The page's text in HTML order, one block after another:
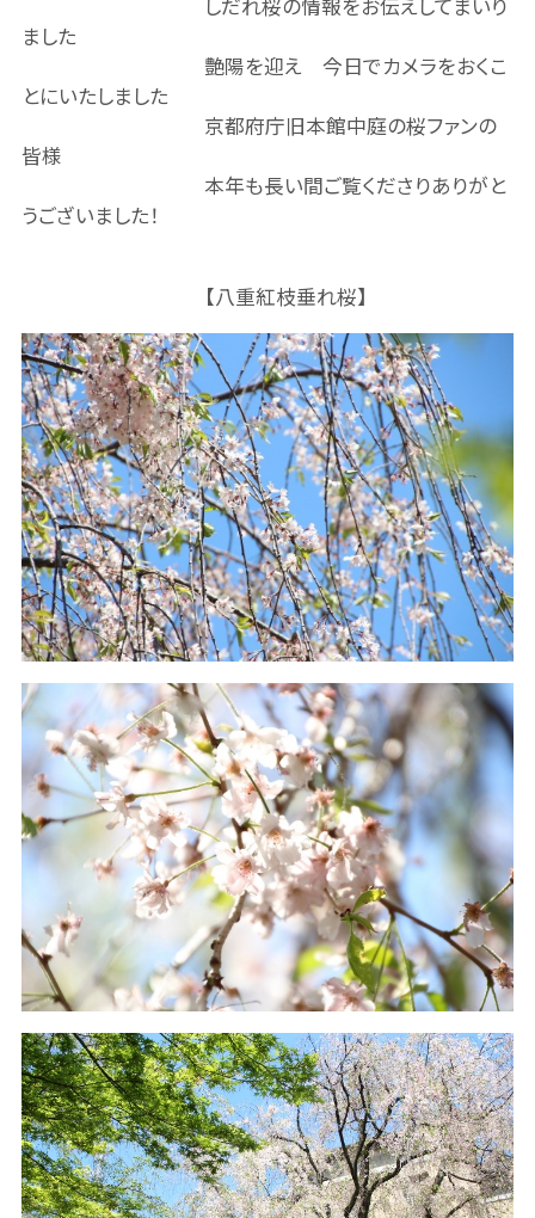
しだれ桜の情報をお伝えしてまいり
ました
艶陽を迎え 今日でカメラをおくこ
とにいたしました
京都府庁旧本館中庭の桜ファンの
皆様
本年も長い間ご覧くださりありがと
うございました！
【八重紅枝垂れ桜】